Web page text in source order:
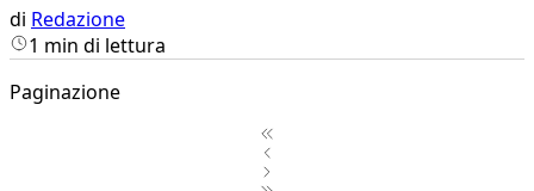
di Redazione
1 min di lettura
Paginazione